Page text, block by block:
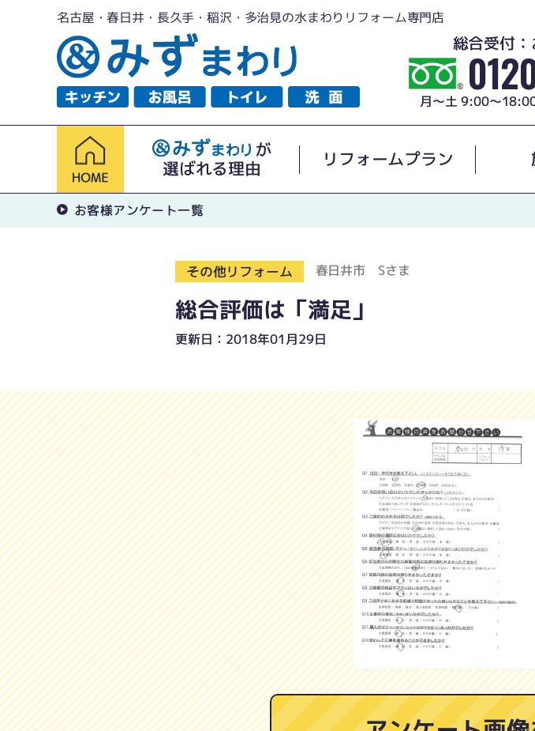
名古屋・春日井・長久手・稲沢・多治見の水まわりリフォーム専門店
総合受付
月～土 9:00～
が
選ばれる理由
リフォームプラン
お客様アンケート一覧
その他リフォーム 春日井市 Sさま
総合評価は「満足」
更新日：2018年01月29日